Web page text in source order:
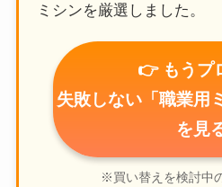
ミシンを厳選しました。
👉 もうプ
失敗しない「職業用
を見
※買い替えを検討中